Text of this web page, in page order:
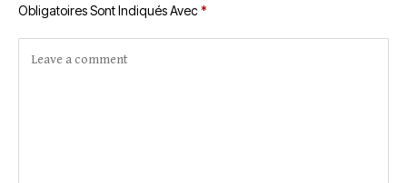
Obligatoires Sont Indiqués Avec*